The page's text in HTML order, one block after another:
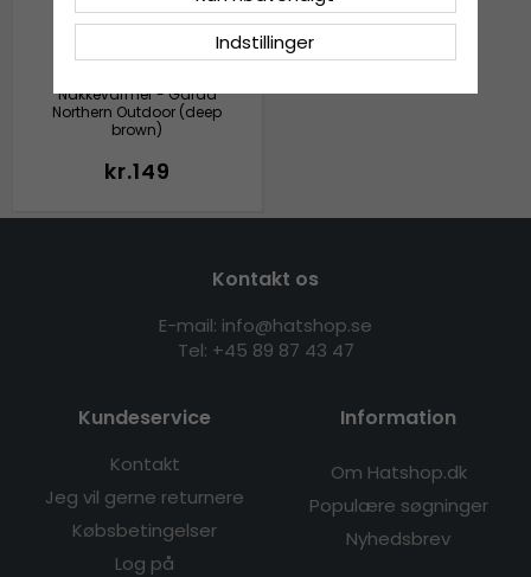
Nakkevarmer - Gårda
Northern Outdoor (deep
brown)
kr.149
Kontakt os
E-mail: info@hatshop.se
Tel: +45 89 87 43 47
Kundeservice
Kontakt
Jeg vil gerne returnere
Købsbetingelser
Log på
Information
Om Hatshop.dk
Populære søgninger
Nyhedsbrev
Indstillinger